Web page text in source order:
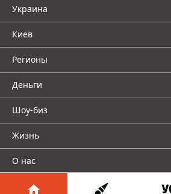
Украина
Киев
Регионы
Деньги
Шоу-биз
Жизнь
О нас